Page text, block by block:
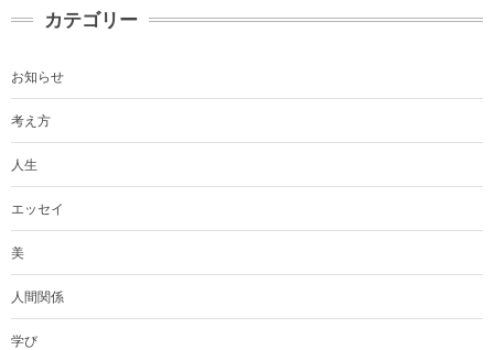
カテゴリー
お知らせ
考え方
人生
エッセイ
美
人間関係
学び